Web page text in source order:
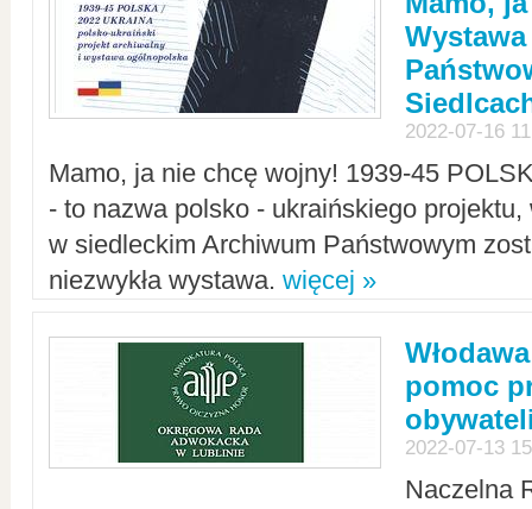
2022-07-16
Mamo, ja nie chcę wojny! 1939-45
- to nazwa polsko - ukraińskiego
w siedleckim Archiwum Państwowym
niezwykła wystawa. więcej »
pomoc
2022-07-13
Naczelna